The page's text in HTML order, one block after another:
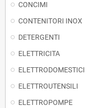
CONCIMI
CONTENITORI INOX
DETERGENTI
ELETTRICITA
ELETTRODOMESTICI
ELETTROUTENSILI
ELETTROPOMPE